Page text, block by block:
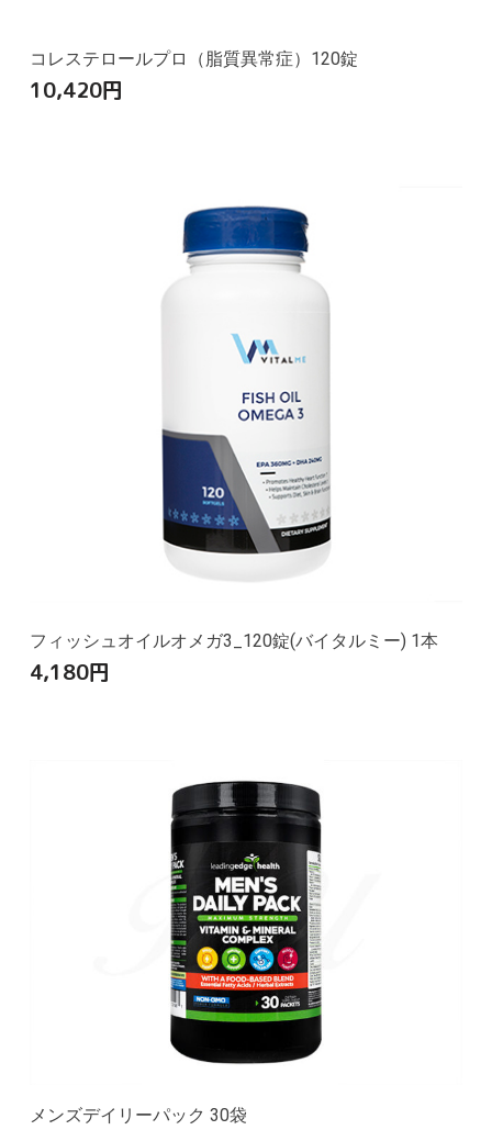
コレステロールプロ（脂質異常症）120錠
10,420円
フィッシュオイルオメガ3_120錠(バイタルミー) 1本
4,180円
メンズデイリーパック 30袋